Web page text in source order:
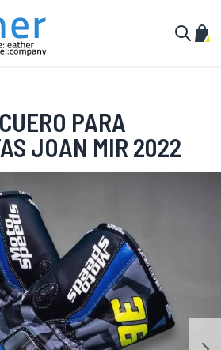
Mi
PARA
JOAN MIR 2022